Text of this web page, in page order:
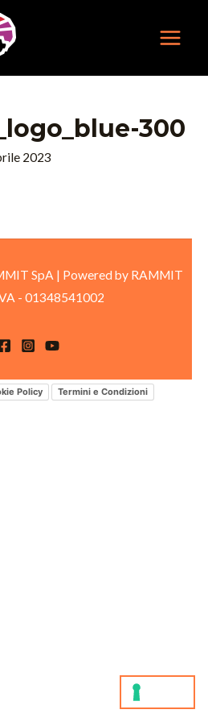
300
2023
SpA | Powered by RAMMIT
- 01348541002
Policy Termini e Condizioni